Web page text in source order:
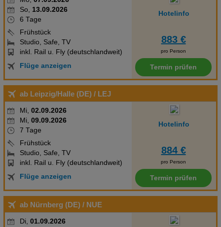
So, 13.09.2026
6 Tage
Frühstück
Studio, Safe, TV
inkl. Rail u. Fly (deutschlandweit)
Flüge anzeigen
Hotelinfo
883 €
pro Person
Termin prüfen
ab Leipzig/Halle (DE) / LEJ
Mi, 02.09.2026
Mi, 09.09.2026
7 Tage
Frühstück
Studio, Safe, TV
inkl. Rail u. Fly (deutschlandweit)
Flüge anzeigen
Hotelinfo
884 €
pro Person
Termin prüfen
ab Nürnberg (DE) / NUE
Di, 01.09.2026